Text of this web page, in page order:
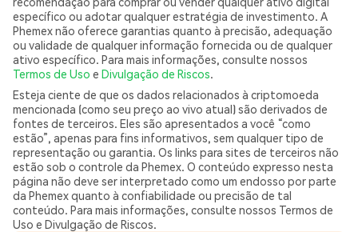
específico ou adotar qualquer estratégia de investimento. A
Phemex não oferece garantias quanto à precisão, adequação
ou validade de qualquer informação fornecida ou de qualquer
ativo específico. Para mais informações, consulte nossos
Termos de Uso e Divulgação de Riscos.
Esteja ciente de que os dados relacionados à criptomoeda
mencionada (como seu preço ao vivo atual) são derivados de
fontes de terceiros. Eles são apresentados a você “como
estão”, apenas para fins informativos, sem qualquer tipo de
representação ou garantia. Os links para sites de terceiros não
estão sob o controle da Phemex. O conteúdo expresso nesta
página não deve ser interpretado como um endosso por parte
da Phemex quanto à confiabilidade ou precisão de tal
conteúdo. Para mais informações, consulte nossos Termos de
Uso e Divulgação de Riscos.